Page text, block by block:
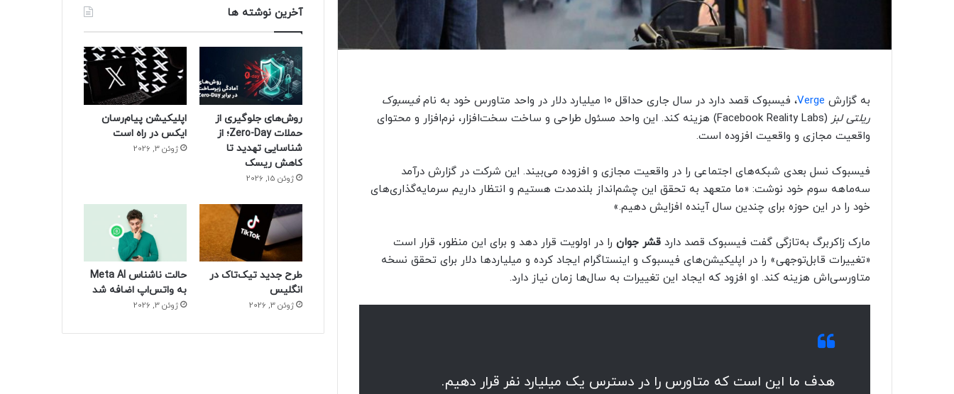
به گزارش Verge، فیسبوک قصد دارد در سال جاری حداقل ۱۰ میلیارد دلار در واحد متاورس خود به نام
فیسبوک
ریلتی لبز
(Facebook Reality Labs) هزینه کند. این واحد مسئول طراحی و ساخت سخت‌افزار، نرم‌افزار و محتوای
واقعیت مجازی و واقعیت افزوده است.
فیسبوک نسل بعدی شبکه‌های اجتماعی را در واقعیت مجازی و افزوده می‌بیند. این شرکت در گزارش درآمد
سه‌ماهه سوم خود نوشت: «ما متعهد به تحقق این چشم‌انداز بلندمدت هستیم و انتظار داریم سرمایه‌گذاری‌های
خود را در این حوزه برای چندین سال آینده افزایش دهیم.»
مارک زاکربرگ به‌تازگی گفت فیسبوک قصد دارد قشر جوان را در اولویت قرار دهد و برای این منظور، قرار است
«تغییرات قابل‌توجهی» را در اپلیکیشن‌های فیسبوک و اینستاگرام ایجاد کرده و میلیاردها دلار برای تحقق نسخه
متاورسی‌اش هزینه کند. او افزود که ایجاد این تغییرات به سال‌ها زمان نیاز دارد.
هدف ما این است که متاورس را در دسترس یک میلیارد نفر قرار دهیم.
آخرین نوشته ها
روش‌های جلوگیری از
حملات Zero-Day؛ از
شناسایی تهدید تا
کاهش ریسک
ژوئن 15, 2026
اپلیکیشن پیام‌رسان
ایکس در راه است
ژوئن 3, 2026
طرح جدید تیک‌تاک در
انگلیس
ژوئن 3, 2026
حالت ناشناس Meta AI
به واتس‌اپ اضافه شد
ژوئن 3, 2026